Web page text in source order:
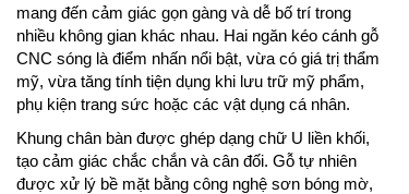
mang đến cảm giác gọn gàng và dễ bố trí trong
nhiều không gian khác nhau. Hai ngăn kéo cánh gỗ
CNC sóng là điểm nhấn nổi bật, vừa có giá trị thẩm
mỹ, vừa tăng tính tiện dụng khi lưu trữ mỹ phẩm,
phụ kiện trang sức hoặc các vật dụng cá nhân.
Khung chân bàn được ghép dạng chữ U liền khối,
tạo cảm giác chắc chắn và cân đối. Gỗ tự nhiên
được xử lý bề mặt bằng công nghệ sơn bóng mờ,